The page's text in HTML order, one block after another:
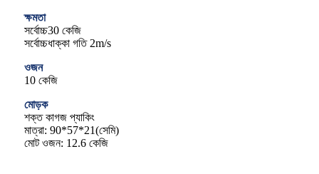
ক্ষমতা
সর্বোচ্চ30 কেজি
সর্বোচ্চধাক্কা গতি 2m/s
ওজন
10 কেজি
মোড়ক
শক্ত কাগজ প্যাকিং
মাত্রা: 90*57*21(সেমি)
মোট ওজন: 12.6 কেজি